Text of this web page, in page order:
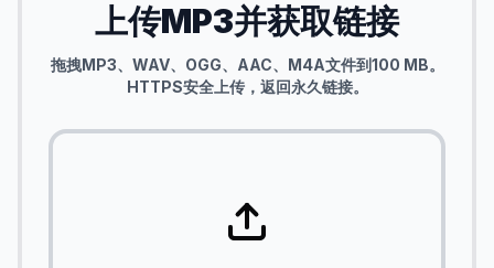
上传MP3并获取链接
拖拽MP3、WAV、OGG、AAC、M4A文件到100 MB。
HTTPS安全上传，返回永久链接。